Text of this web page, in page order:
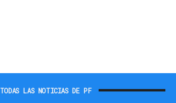
TODAS LAS NOTICIAS DE PF